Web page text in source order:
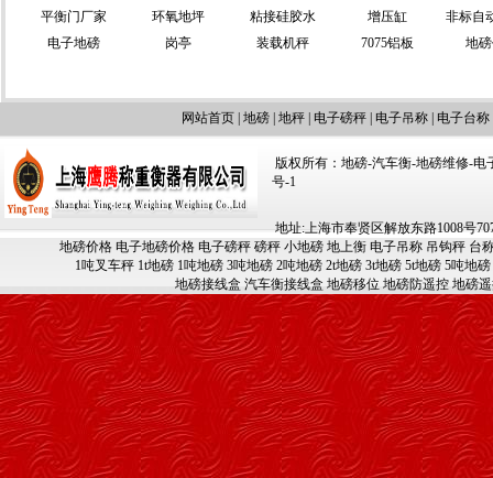
平衡门厂家
环氧地坪 粘接硅胶水 增压缸
非标自
电子地磅
岗亭 装载机秤 7075铝板 地
网站首页 地磅 地秤 电子磅秤 电子吊称 电子台称
版权所有：地磅-汽车衡-地磅维修-电
号-1
地址:上海市奉贤区解放东路1008号
地磅价格 电子地磅价格 电子磅秤 磅秤 小地磅 地上衡 电子吊称 吊钩秤 台
1吨叉车秤 1t地磅 1吨地磅 3吨地磅 2吨地磅 2t地磅 3t地磅 5t地磅 5吨地磅
地磅接线盒 汽车衡接线盒 地磅移位 地磅防遥控 地磅